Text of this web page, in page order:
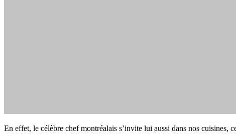
En effet, le célèbre chef montréalais s’invite lui aussi dans nos cuisines,